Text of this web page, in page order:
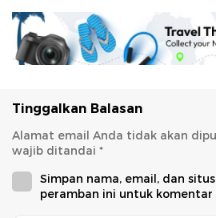
Tinggalkan Balasan
Alamat email Anda tidak akan
wajib ditandai *
Simpan nama, email, dan
peramban ini untuk komentar